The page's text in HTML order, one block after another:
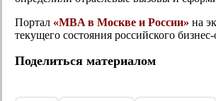
Портал «MBA в Москве и России» на
текущего состояния российского
Поделиться материалом